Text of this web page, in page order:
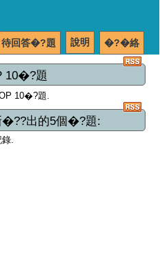
�?�絡
說明
待回答�?題
10�?題
10�?題.
�??出的5個�?題:
錄.